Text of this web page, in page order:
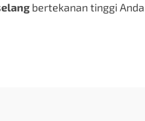
bertekanan tinggi